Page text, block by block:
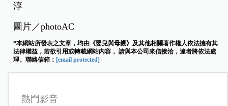
淳
圖片／photoAC
*本網站所發表之文章，均由《嬰兒與母親》及其他相關著作權人依法擁有其
法律權益，若欲引用或轉載網站內容， 請與本公司來信接洽，違者將依法處
理。聯絡信箱： [email protected]
熱門影音